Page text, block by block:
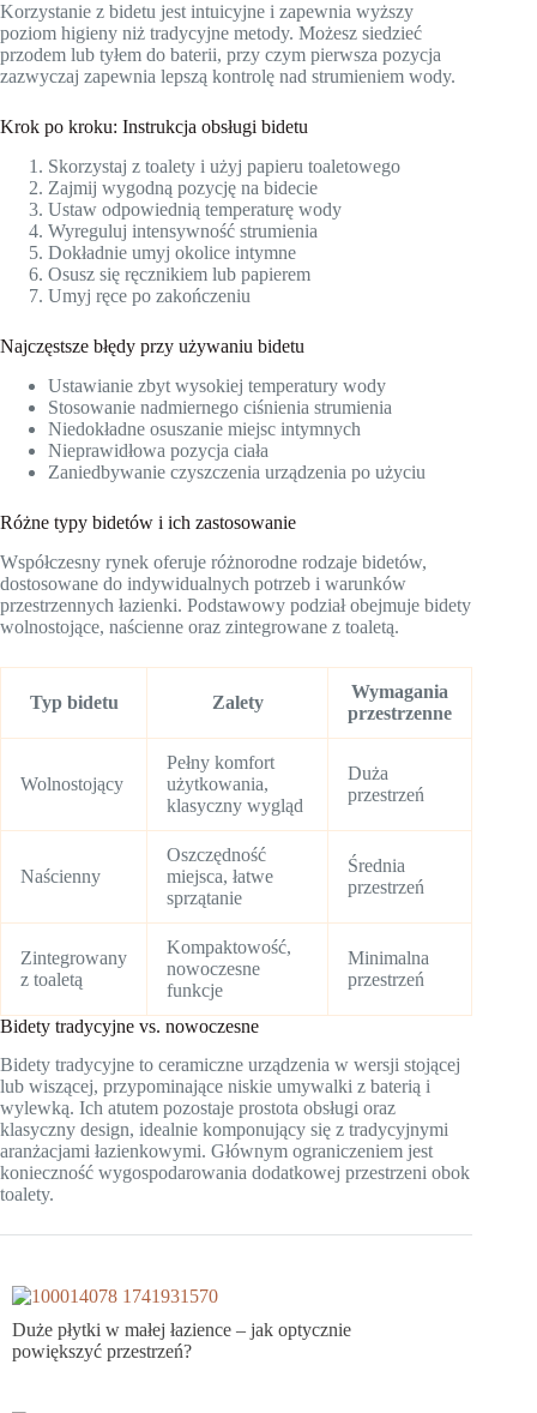
Korzystanie z bidetu jest intuicyjne i zapewnia wyższy
poziom higieny niż tradycyjne metody. Możesz siedzieć
przodem lub tyłem do baterii, przy czym pierwsza pozycja
zazwyczaj zapewnia lepszą kontrolę nad strumieniem wody.
Krok po kroku: Instrukcja obsługi bidetu
Skorzystaj z toalety i użyj papieru toaletowego
Zajmij wygodną pozycję na bidecie
Ustaw odpowiednią temperaturę wody
Wyreguluj intensywność strumienia
Dokładnie umyj okolice intymne
Osusz się ręcznikiem lub papierem
Umyj ręce po zakończeniu
Najczęstsze błędy przy używaniu bidetu
Ustawianie zbyt wysokiej temperatury wody
Stosowanie nadmiernego ciśnienia strumienia
Niedokładne osuszanie miejsc intymnych
Nieprawidłowa pozycja ciała
Zaniedbywanie czyszczenia urządzenia po użyciu
Różne typy bidetów i ich zastosowanie
Współczesny rynek oferuje różnorodne rodzaje bidetów,
dostosowane do indywidualnych potrzeb i warunków
przestrzennych łazienki. Podstawowy podział obejmuje bidety
wolnostojące, naścienne oraz zintegrowane z toaletą.
Typ bidetu Zalety
Wymagania
przestrzenne
Wolnostojący
Pełny komfort
użytkowania,
klasyczny wygląd
Duża
przestrzeń
Naścienny
Oszczędność
miejsca, łatwe
sprzątanie
Średnia
przestrzeń
Zintegrowany
z toaletą
Kompaktowość,
nowoczesne
funkcje
Minimalna
przestrzeń
Bidety tradycyjne vs. nowoczesne
Bidety tradycyjne to ceramiczne urządzenia w wersji stojącej
lub wiszącej, przypominające niskie umywalki z baterią i
wylewką. Ich atutem pozostaje prostota obsługi oraz
klasyczny design, idealnie komponujący się z tradycyjnymi
aranżacjami łazienkowymi. Głównym ograniczeniem jest
konieczność wygospodarowania dodatkowej przestrzeni obok
toalety.
Duże płytki w małej łazience – jak optycznie
powiększyć przestrzeń?